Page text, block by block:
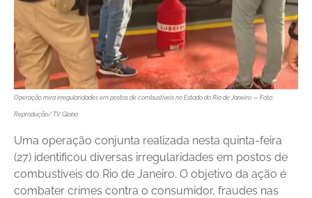
Operação mira irregularidades em postos de combustíveis no Estado do Rio de Janeiro — Foto:
Reprodução/ TV Globo
Uma operação conjunta realizada nesta quinta-feira
(27) identificou diversas irregularidades em postos de
combustíveis do Rio de Janeiro. O objetivo da ação é
combater crimes contra o consumidor, fraudes nas